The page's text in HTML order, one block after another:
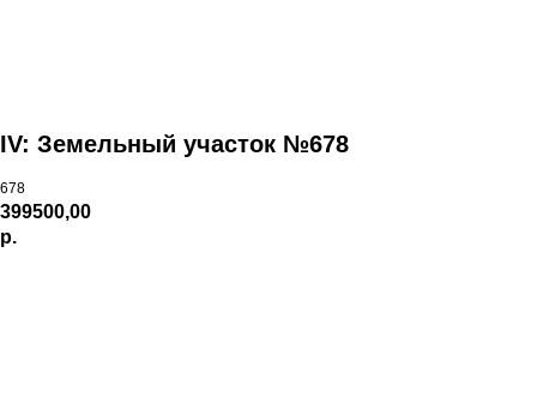
IV: Земельный участок №678
678
399500,00
р.